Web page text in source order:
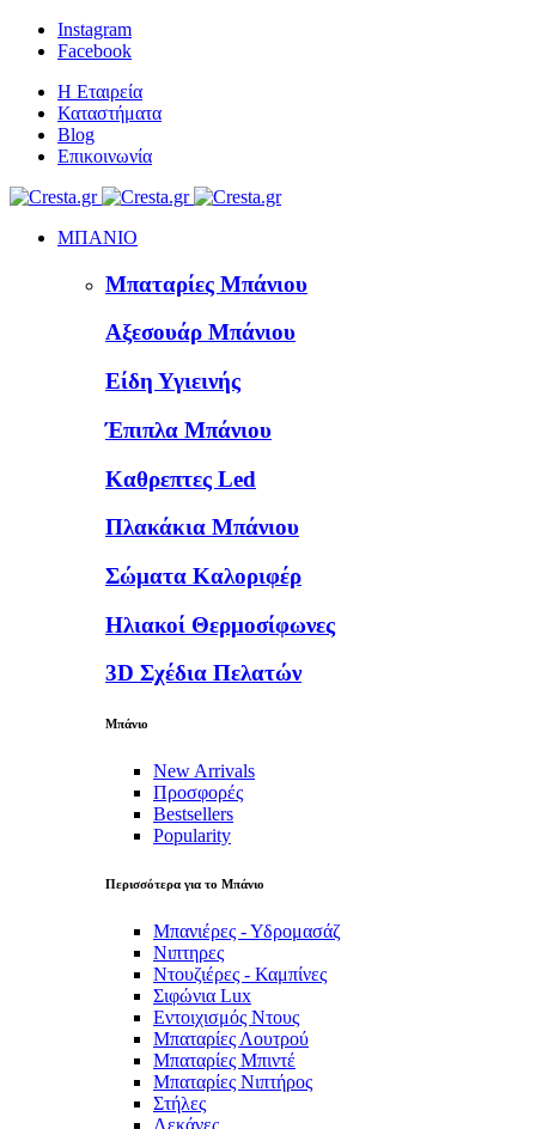
Instagram
Facebook
Η Εταιρεία
Καταστήματα
Blog
Επικοινωνία
ΜΠΑΝΙΟ
Μπαταρίες Μπάνιου
Αξεσουάρ Μπάνιου
Είδη Υγιεινής
Έπιπλα Μπάνιου
Καθρεπτες Led
Πλακάκια Μπάνιου
Σώματα Καλοριφέρ
Ηλιακοί Θερμοσίφωνες
3D Σχέδια Πελατών
Μπάνιο
New Arrivals
Προσφορές
Bestsellers
Popularity
Περισσότερα για το Μπάνιο
Μπανιέρες - Υδρομασάζ
Νιπτηρες
Ντουζιέρες - Καμπίνες
Σιφώνια Lux
Εντοιχισμός Ντους
Μπαταρίες Λουτρού
Μπαταρίες Μπιντέ
Μπαταρίες Νιπτήρος
Στήλες